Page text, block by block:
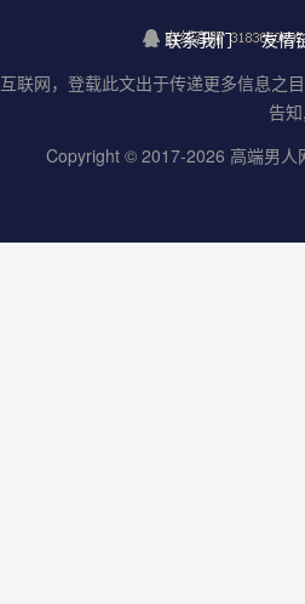
联系我们
友情
联网，登载此文出于传递更多信息
告
Copyright © 2017-2026 高端男人